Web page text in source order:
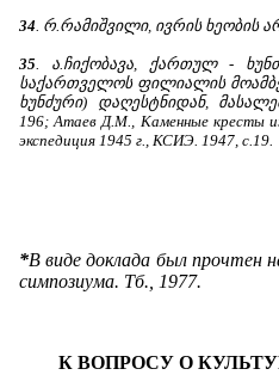
34 . რ.რამიშვილი, ივრის ხეობის
35 . ა.ჩიქობავა, ქართულ -
საქართველოს ფილიალის
ხუნძური) დაღესტნიდან,
196; Атаев Д.М., Каменные кресты
экспедиция 1945 г., КСИЭ. 1947, с.19.
*В виде доклада был прочтен
симпозиума. Тб., 1977.
К ВОПРОСУ О